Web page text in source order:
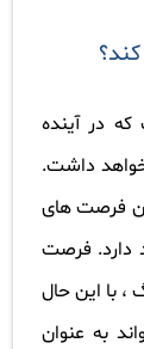
در آینده
داشت.
فرصت های
دارد. فرصت
با این حال
به عنوان